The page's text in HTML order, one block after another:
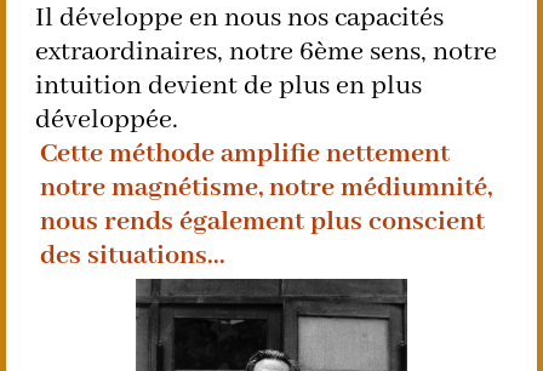
Il développe en nous nos capacités
extraordinaires, notre 6ème sens, notre
intuition devient de plus en plus
développée.
Cette méthode amplifie nettement
notre magnétisme, notre médiumnité,
nous rends également plus conscient
des situations...